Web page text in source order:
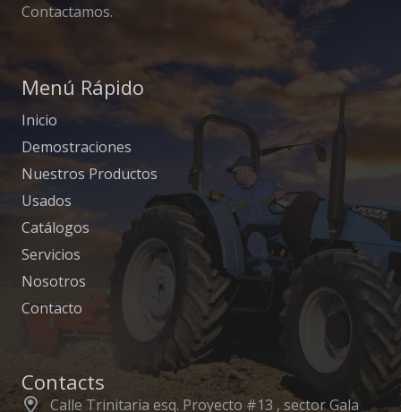
Contactamos.
Menú Rápido
Inicio
Demostraciones
Nuestros Productos
Usados
Catálogos
Servicios
Nosotros
Contacto
Contacts
Calle Trinitaria esq. Proyecto #13 , sector Gala